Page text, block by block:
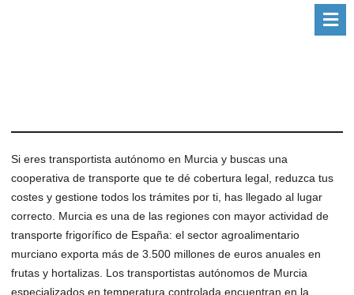
Si eres transportista autónomo en Murcia y buscas una
cooperativa de transporte que te dé cobertura legal, reduzca tus
costes y gestione todos los trámites por ti, has llegado al lugar
correcto. Murcia es una de las regiones con mayor actividad de
transporte frigorífico de España: el sector agroalimentario
murciano exporta más de 3.500 millones de euros anuales en
frutas y hortalizas. Los transportistas autónomos de Murcia
especializados en temperatura controlada encuentran en la